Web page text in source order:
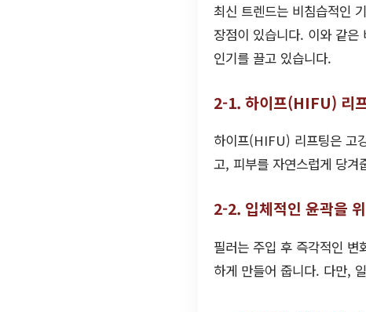
최신 트렌드는 비침습적인
장점이 있습니다. 이와 같은
인기를 끌고 있습니다.
2-1. 하이프(HIFU) 리
하이프(HIFU) 리프팅은 고
고, 피부를 자연스럽게 당겨
2-2. 입체적인 윤곽을
필러는 주입 후 즉각적인 변
하게 만들어 줍니다. 다만,